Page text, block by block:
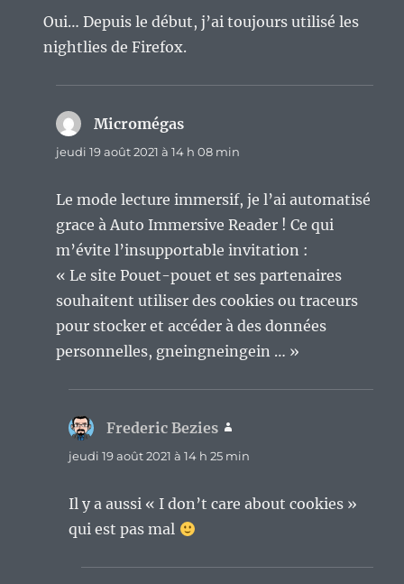
Oui… Depuis le début, j’ai toujours utilisé les
nightlies de Firefox.
Micromégas
jeudi 19 août 2021 à 14 h 08 min
Le mode lecture immersif, je l’ai automatisé
grace à Auto Immersive Reader ! Ce qui
m’évite l’insupportable invitation :
« Le site Pouet-pouet et ses partenaires
souhaitent utiliser des cookies ou traceurs
pour stocker et accéder à des données
personnelles, gneingneingein … »
Frederic Bezies
jeudi 19 août 2021 à 14 h 25 min
Il y a aussi « I don’t care about cookies »
qui est pas mal